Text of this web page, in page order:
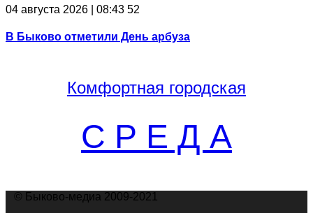
04 августа 2026 | 08:43 52
В Быково отметили День арбуза
Комфортная городская
С Р Е Д А
© Быково-медиа 2009-2021